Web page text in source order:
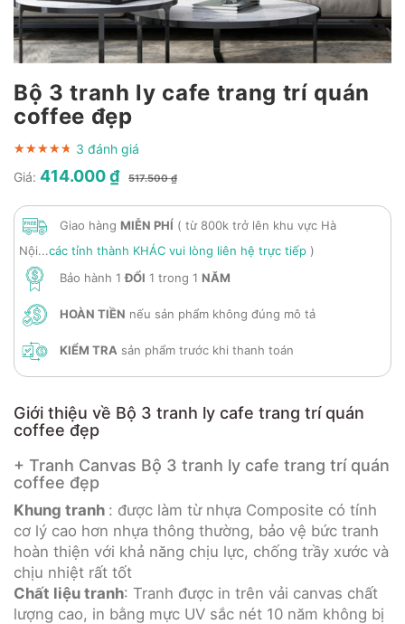
Bộ 3 tranh ly cafe trang trí quán
coffee đẹp
★★★★★
★★★★★
★★★★★ 3 đánh giá
Giá: 414.000 ₫ 517.500 ₫
Giao hàng MIỄN PHÍ ( từ 800k trở lên khu vực Hà
Nội...các tỉnh thành KHÁC vui lòng liên hệ trực tiếp )
Bảo hành 1ĐỔI 1 trong 1 NĂM
HOÀN TIỀN nếu sản phẩm không đúng mô tả
KIỂM TRA sản phẩm trước khi thanh toán
Giới thiệu về Bộ 3 tranh ly cafe trang trí quán
coffee đẹp
+ Tranh Canvas Bộ 3 tranh ly cafe trang trí quán
coffee đẹp
Khung tranh : được làm từ nhựa Composite có tính
cơ lý cao hơn nhựa thông thường, bảo vệ bức tranh
hoàn thiện với khả năng chịu lực, chống trầy xước và
chịu nhiệt rất tốt
Chất liệu tranh: Tranh được in trên vải canvas chất
lượng cao, in bằng mực UV sắc nét 10 năm không bị